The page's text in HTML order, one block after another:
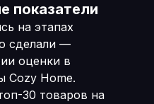
показатели
на этапах
сделали —
оценки в
Cozy Home.
30 товаров на